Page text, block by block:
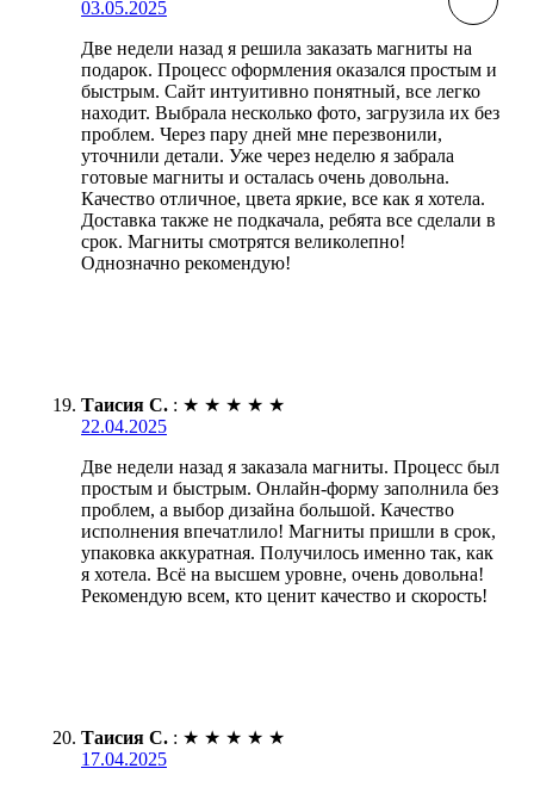
03.05.2025
Две недели назад я решила заказать магниты на
подарок. Процесс оформления оказался простым и
быстрым. Сайт интуитивно понятный, все легко
находит. Выбрала несколько фото, загрузила их без
проблем. Через пару дней мне перезвонили,
уточнили детали. Уже через неделю я забрала
готовые магниты и осталась очень довольна.
Качество отличное, цвета яркие, все как я хотела.
Доставка также не подкачала, ребята все сделали в
срок. Магниты смотрятся великолепно!
Однозначно рекомендую!
Таисия С. : ★ ★ ★ ★ ★
22.04.2025
Две недели назад я заказала магниты. Процесс был
простым и быстрым. Онлайн-форму заполнила без
проблем, а выбор дизайна большой. Качество
исполнения впечатлило! Магниты пришли в срок,
упаковка аккуратная. Получилось именно так, как
я хотела. Всё на высшем уровне, очень довольна!
Рекомендую всем, кто ценит качество и скорость!
Таисия С. : ★ ★ ★ ★ ★
17.04.2025